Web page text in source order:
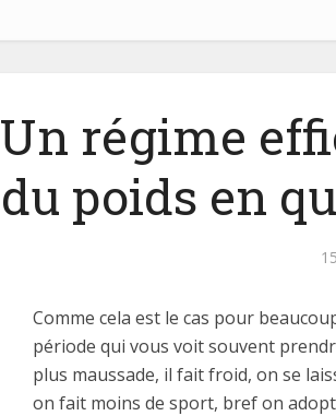
Un régime
du poids en
Comme cela est le cas pour
période qui vous voit souvent
plus maussade, il fait froid, on se
on fait moins de sport, bref on